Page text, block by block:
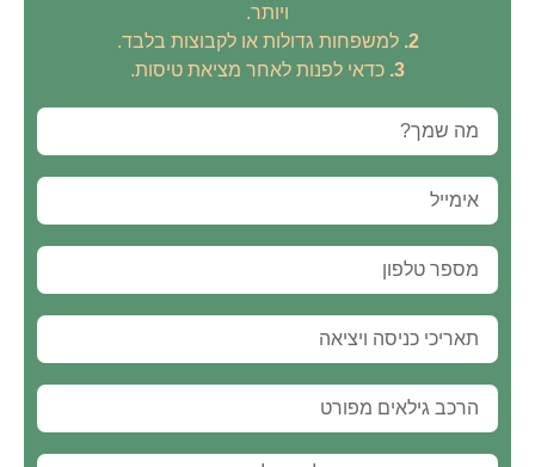
ויותר.
2. למשפחות גדולות או לקבוצות בלבד.
3. כדאי לפנות לאחר מציאת טיסות.